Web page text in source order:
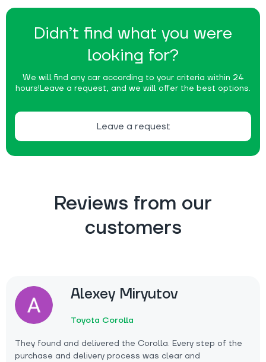
Didn’t find what you were
looking for?
We will find any car according to your criteria within 24
hours!Leave a request, and we will offer the best options.
Leave a request
Reviews from our
customers
Alexey Miryutov
Toyota Corolla
They found and delivered the Corolla. Every step of the
purchase and delivery process was clear and